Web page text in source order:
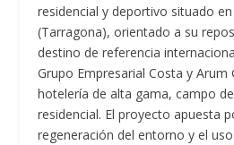
residencial y deportivo situado
(Tarragona), orientado a su
destino de referencia
Grupo Empresarial Costa y Arum
hotelería de alta gama, campo
residencial. El proyecto apuesta
regeneración del entorno y el